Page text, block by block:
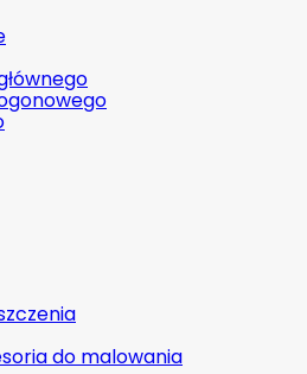
do malowania